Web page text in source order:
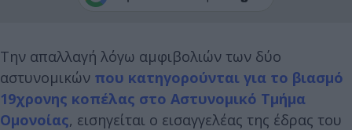
Την απαλλαγή λόγω αμφιβολιών των δύο
αστυνομικών που κατηγορούνται για το βιασμό
19χρονης κοπέλας στο Αστυνομικό Τμήμα
Ομονοίας, εισηγείται ο εισαγγελέας της έδρας του